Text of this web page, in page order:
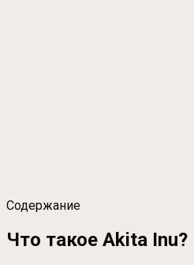
Содержание
Что такое Akita Inu?